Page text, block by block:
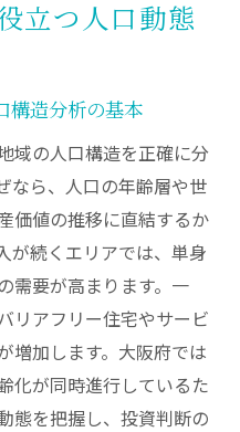
知るべき人口予測
人口データで見極め
府投資の着眼点
避ける人口動態の見
を選ぶリスク分散戦
急変の予兆を読む方
える投資判断のコツ
めの人口分析視点
立つ人口動態
構造分析の基本
域の人口構造を正確に分
なら、人口の年齢層や世
価値の推移に直結するか
が続くエリアでは、単身
需要が高まります。一
リアフリー住宅やサービ
増加します。大阪府では
化が同時進行しているた
態を把握し、投資判断の